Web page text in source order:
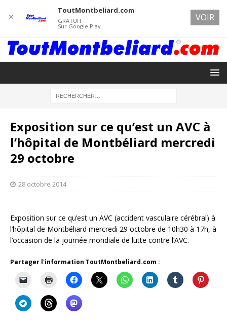
Exposition sur ce qu’est un AVC à
l’hôpital de Montbéliard mercredi
29 octobre
28 octobre 2014
Exposition sur ce qu’est un AVC (accident vasculaire cérébral) à
l’hôpital de Montbéliard mercredi 29 octobre de 10h30 à 17h, à
l’occasion de la journée mondiale de lutte contre l’AVC.
Partager l'information ToutMontbeliard.com :
✕
ToutMontbeliard.com
GRATUIT
Sur Google Play
VOIR